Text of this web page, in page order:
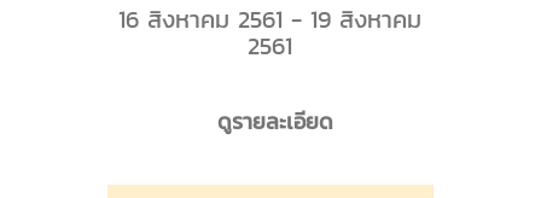
16 สิงหาคม 2561 - 19 สิงหาคม
2561
ดูรายละเอียด